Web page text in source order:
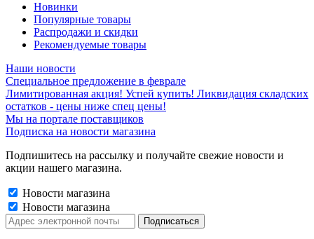
Новинки
Популярные товары
Распродажи и скидки
Рекомендуемые товары
Наши новости
Специальное предложение в феврале
Лимитированная акция! Успей купить! Ликвидация складских
остатков - цены ниже спец цены!
Мы на портале поставщиков
Подписка на новости магазина
Подпишитесь на рассылку и получайте свежие новости и
акции нашего магазина.
Новости магазина
Новости магазина